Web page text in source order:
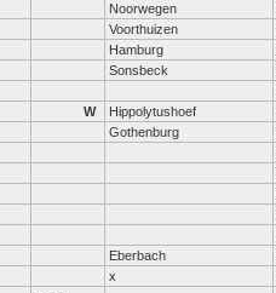
Noorwegen
Voorthuizen
Hamburg
Sonsbeck
W Hippolytushoef
Gothenburg
Eberbach
x